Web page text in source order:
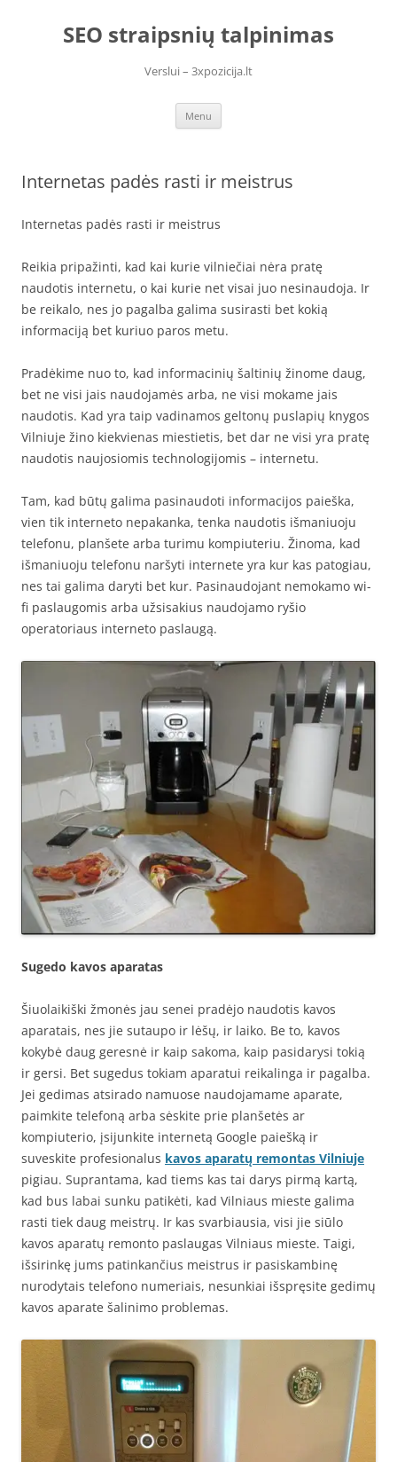
contentSEO straipsnių talpinimas
Verslui – 3xpozicija.lt
Menu
Internetas padės rasti ir meistrus
Internetas padės rasti ir meistrus
Reikia pripažinti, kad kai kurie vilniečiai nėra pratę
naudotis internetu, o kai kurie net visai juo nesinaudoja. Ir
be reikalo, nes jo pagalba galima susirasti bet kokią
informaciją bet kuriuo paros metu.
Pradėkime nuo to, kad informacinių šaltinių žinome daug,
bet ne visi jais naudojamės arba, ne visi mokame jais
naudotis. Kad yra taip vadinamos geltonų puslapių knygos
Vilniuje žino kiekvienas miestietis, bet dar ne visi yra pratę
naudotis naujosiomis technologijomis – internetu.
Tam, kad būtų galima pasinaudoti informacijos paieška,
vien tik interneto nepakanka, tenka naudotis išmaniuoju
telefonu, planšete arba turimu kompiuteriu. Žinoma, kad
išmaniuoju telefonu naršyti internete yra kur kas patogiau,
nes tai galima daryti bet kur. Pasinaudojant nemokamo wi-
fi paslaugomis arba užsisakius naudojamo ryšio
operatoriaus interneto paslaugą.
Sugedo kavos aparatas
Šiuolaikiški žmonės jau senei pradėjo naudotis kavos
aparatais, nes jie sutaupo ir lėšų, ir laiko. Be to, kavos
kokybė daug geresnė ir kaip sakoma, kaip pasidarysi tokią
ir gersi. Bet sugedus tokiam aparatui reikalinga ir pagalba.
Jei gedimas atsirado namuose naudojamame aparate,
paimkite telefoną arba sėskite prie planšetės ar
kompiuterio, įsijunkite internetą Google paiešką ir
suveskite profesionalus kavos aparatų remontas Vilniuje
pigiau. Suprantama, kad tiems kas tai darys pirmą kartą,
kad bus labai sunku patikėti, kad Vilniaus mieste galima
rasti tiek daug meistrų. Ir kas svarbiausia, visi jie siūlo
kavos aparatų remonto paslaugas Vilniaus mieste. Taigi,
išsirinkę jums patinkančius meistrus ir pasiskambinę
nurodytais telefono numeriais, nesunkiai išspręsite gedimų
kavos aparate šalinimo problemas.